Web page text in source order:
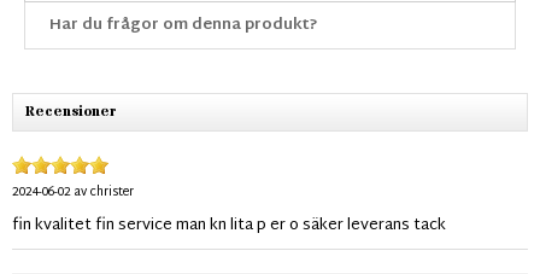
Har du frågor om denna produkt?
Recensioner
2024-06-02avchrister
fin kvalitet fin service man kn lita p er o säker leverans tack